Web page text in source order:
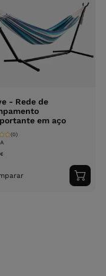
- Rede de
em aço
(0)
€
ao